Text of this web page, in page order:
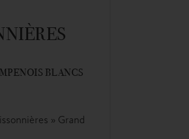
BLANCS
» Grand